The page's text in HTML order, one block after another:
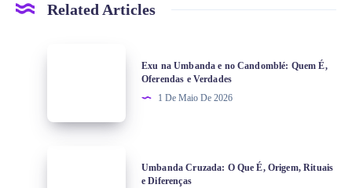
Related Articles
Exu na Umbanda e no Candomblé: Quem É,
Oferendas e Verdades
1 De Maio De 2026
Umbanda Cruzada: O Que É, Origem, Rituais
e Diferenças